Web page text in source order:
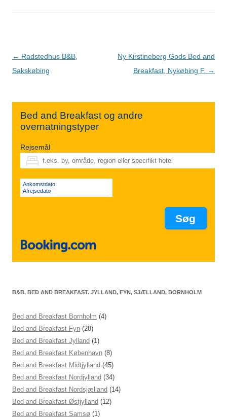
Indlægsnavigation
← Radstedhus B&B,
Sakskøbing
Ny Kirstineberg Gods Bed and
Breakfast, Nykøbing F. →
Bed and Breakfast og andre
overnatningstyper
Rejsemål
Ankomstdato
Afrejsedato
B&B, BED AND BREAKFAST. JYLLAND, FYN, SJÆLLAND, BORNHOLM
Bed and Breakfast Bornholm (4)
Bed and Breakfast Fyn (28)
Bed and Breakfast Jylland (1)
Bed and Breakfast København (8)
Bed and Breakfast Midtjylland (45)
Bed and Breakfast Nordjylland (34)
Bed and Breakfast Nordsjælland (14)
Bed and Breakfast Østjylland (12)
Bed and Breakfast Samsø (1)